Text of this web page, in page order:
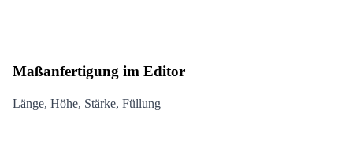
Maßanfertigung im Editor
Länge, Höhe, Stärke, Füllung